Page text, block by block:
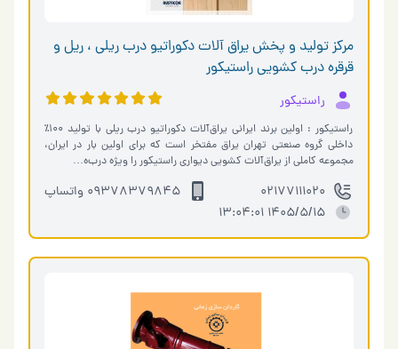
مرکز تولید و پخش یراق آلات دکوراتیو درب ریلی ، ریل و
قرقره درب کشویی راستیکور
راستیکور
راستیکور : اولین برند ایرانی یراق‌آلات دکوراتیو درب ریلی با تولید ۱۰۰٪
داخلی گروه صنعتی تهران یراق مفتخر است که برای اولین بار در ایران،
مجموعه کاملی از یراق‌آلات کشویی دیواری راستیکور را ویژه درب‌ه…
02177111020
09378379845 واتساپ
1405/5/15 13:04:01